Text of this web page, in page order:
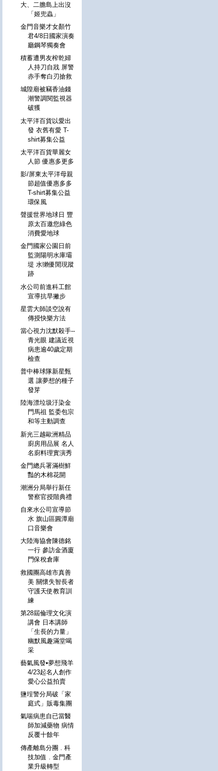
大、二膽島上出沒
「姬兜蟲」
金門音樂才女顏竹
君4/8日國家演奏
廳鋼琴獨奏會
積蓄遭男友榨乾婦
人持刀自戕 屏警
赤手奪白刃搶救
城隍廟被竊香油錢
潮警調閱監視器
破獲
太平洋百貨以愛出
發 衣舊有愛 T-
shirt募集公益
太平洋百貨華麗女
人節 優惠多更多
影/屏東太平洋母親
節超值優惠多多
T-shirt募集公益
環保風
聲援世界地球日 豐
原太百邀您綠色
消費愛地球
金門國家公園日前
監測陽明水庫壩
堤 水獺優閒現蹤
跡
水公司前進科工館
宣導抗旱撇步
星雲大師談空說有
傳授快樂方法
當心視力沈默殺手--
青光眼 建議近視
病患逾40歲定期
檢查
普中棒球隊新星甄
選 讓夢想的種子
發芽
陸海漂垃圾汙染金
門馬祖 監委包宗
和等主動調查
新光三越歐洲精品
廚房用品展 名人
名廚料理實演秀
金門總兵署滿樹鮮
豔的木棉花開
潮洲分局舉行新任
警察官授階典禮
自來水公司宣導節
水 旗山區圓潭廟
口音樂會
大陸海協會陳德銘
一行 參訪金酒廈
門保稅倉庫
救國團高雄市真善
美 關懷失智長者
守護天使教育訓
練
第28屆倫理文化演
講會 日本講師
「生長的力量」
幽默風趣滿堂喝
采
藝氣風發•夢想飛羊
4/23起名人創作
愛心公益拍賣
鹽埕警分局破「家
庭式」販毒集團
氣喘病患自已當醫
師加減藥物 病情
反覆十餘年
傳產離島分團 . 科
技加值 . 金門產
業升級轉型